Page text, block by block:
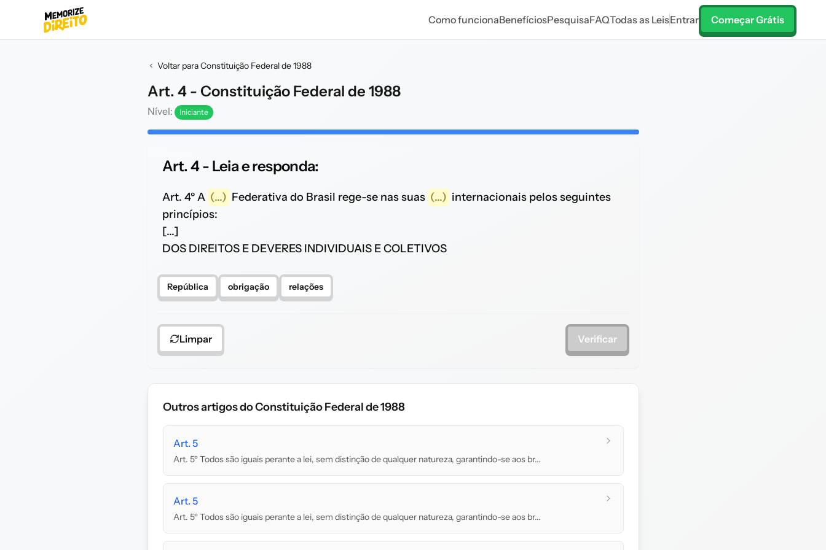
Como funcionaBenefíciosPesquisaFAQTodas as LeisEntrar Começar Grátis
Voltar para Constituição Federal de 1988
Art. 4 - Constituição Federal de 1988
Nível: Iniciante
Art. 4 - Leia e responda:
Art. 4º A (...) Federativa do Brasil rege-se nas suas (...) internacionais pelos seguintes
princípios:
[...]
DOS DIREITOS E DEVERES INDIVIDUAIS E COLETIVOS
República obrigação relações
Limpar Verificar
Outros artigos do Constituição Federal de 1988
Art. 5
Art. 5º Todos são iguais perante a lei, sem distinção de qualquer natureza, garantindo-se aos br...
Art. 5
Art. 5º Todos são iguais perante a lei, sem distinção de qualquer natureza, garantindo-se aos br...